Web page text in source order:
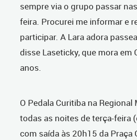
sempre via o grupo passar
feira. Procurei me informar e
participar. A Lara adora
disse Laseticky, que mora em
anos.
O Pedala Curitiba na
todas as noites de terça-feira
com saída às 20h15 da Praça